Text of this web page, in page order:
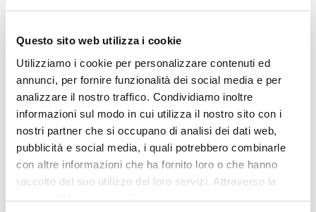
Questo sito web utilizza i cookie
Utilizziamo i cookie per personalizzare contenuti ed
annunci, per fornire funzionalità dei social media e per
analizzare il nostro traffico. Condividiamo inoltre
informazioni sul modo in cui utilizza il nostro sito con i
nostri partner che si occupano di analisi dei dati web,
pubblicità e social media, i quali potrebbero combinarle
con altre informazioni che ha fornito loro o che hanno
raccolto dal suo utilizzo dei loro servizi. Attraverso la
sezione "Mostra dettagli" è possibile gestire le proprie
Colore
Cromo
Materiale
Ottone
Installazione
Bidet|Lavabo|Vasca
Caratteristiche Miscelatore Lavabo
Tipologia
Miscelatore lavabo
CODICE:53CC956G40AP
Cartuccia di ricambio per
miscelatore lavabo e bidet -
Paini Pilot
CODICE: ZSAL195CR
Saliscendi colonna doccia
con interasse 69,2 cm
cromato - Giada di Paffoni